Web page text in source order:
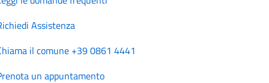
Assistenza
il comune +39 0861 4441
un appuntamento